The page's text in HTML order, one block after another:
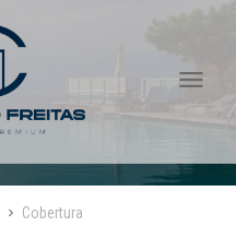
Cobertura